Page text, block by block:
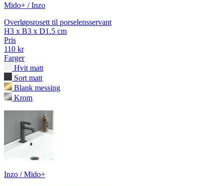
Mido+ / Inzo
Overløpsrosett til porselensservant
H3 x B3 x D1.5 cm
Pris
110 kr
Farger
Hvit matt
Sort matt
Blank messing
Krom
Inzo / Mido+